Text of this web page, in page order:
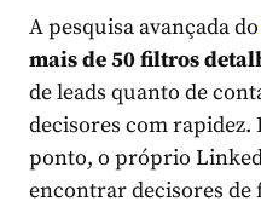
A pesquisa avançada do
mais de 50 filtros
de leads quanto de
decisores com rapidez.
ponto, o próprio
encontrar decisores